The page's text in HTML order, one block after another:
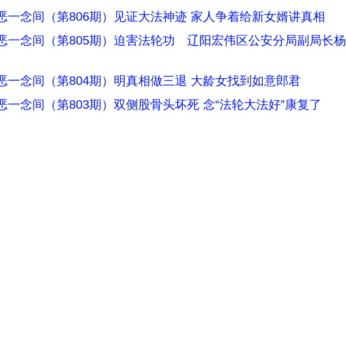
一念间（第806期）见证大法神迹 家人争着给新女婿讲真相
一念间（第805期）迫害法轮功 辽阳宏伟区公安分局副局长杨
一念间（第804期）明真相做三退 大龄女找到如意郎君
一念间（第803期）双侧股骨头坏死 念“法轮大法好”康复了